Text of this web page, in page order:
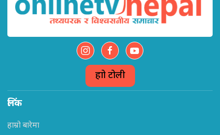
हाम्रो टोली
लिंक
हाम्रो बारेमा